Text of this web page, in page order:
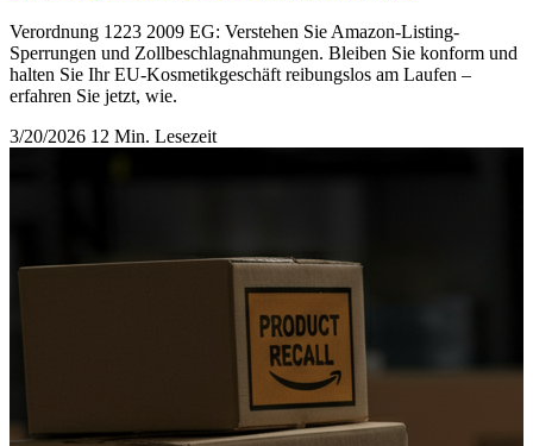
Verordnung 1223 2009 EG: Verstehen Sie Amazon-Listing-
Sperrungen und Zollbeschlagnahmungen. Bleiben Sie konform und
halten Sie Ihr EU-Kosmetikgeschäft reibungslos am Laufen –
erfahren Sie jetzt, wie.
3/20/2026 12 Min. Lesezeit